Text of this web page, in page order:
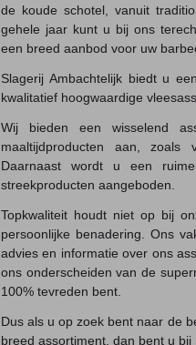
de koude schotel, vanuit
gehele jaar kunt u bij ons
een breed aanbod voor uw
Slagerij Ambachtelijk biedt u
kwalitatief hoogwaardige
Wij bieden een wisselend
maaltijdproducten aan, zoals
Daarnaast wordt u een
streekproducten aangeboden.
Topkwaliteit houdt niet op bij
persoonlijke benadering. Ons
advies en informatie over ons
ons onderscheiden van de
100% tevreden bent.
Dus als u op zoek bent naar de
breed assortiment, dan bent u bij